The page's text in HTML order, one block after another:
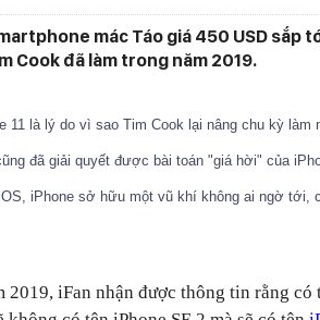
mác Táo giá 450 USD sắp
Cook đã làm trong năm 2019.
11 là lý do vì sao Tim Cook lại nâng chu kỳ làm
đã giải quyết được bài toán "giá hời" của
iPhone sở hữu một vũ khí không ai ngờ tới,
2019, iFan nhận được thông tin rằng có